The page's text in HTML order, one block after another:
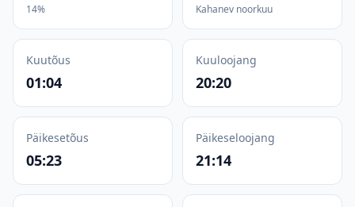
14% Kahanev noorkuu
Kuutõus
01:04
Kuuloojang
20:20
Päikesetõus
05:23
Päikeseloojang
21:14